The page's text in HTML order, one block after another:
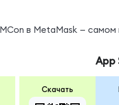
в MetaMask —
Скачать
App